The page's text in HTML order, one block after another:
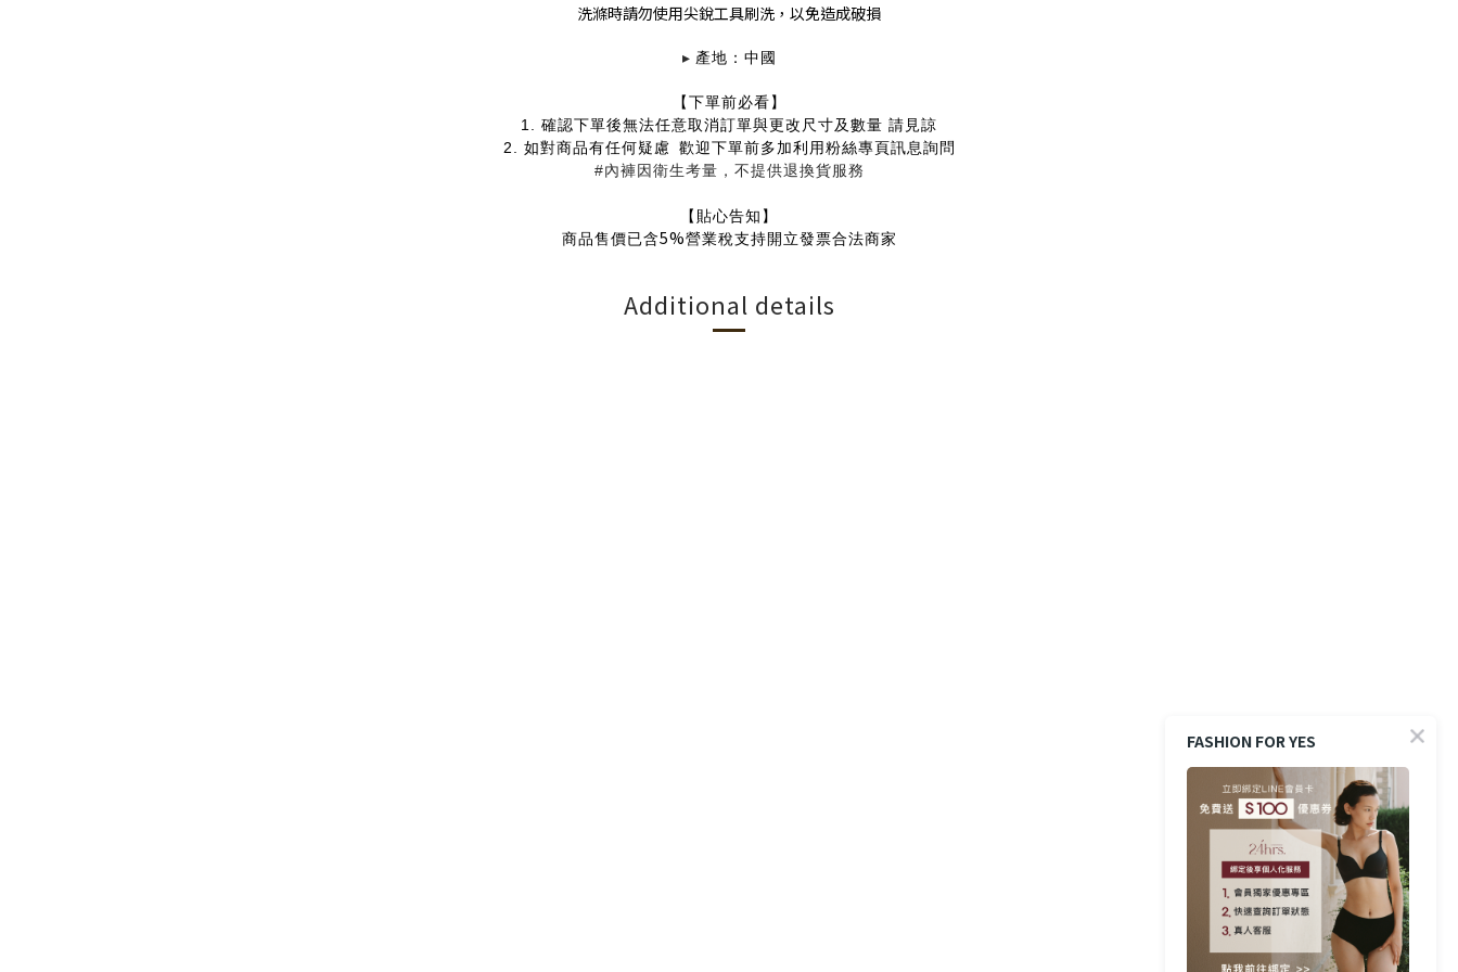
洗滌時請勿使用尖銳工具刷洗，以免造成破損
▸ 產地：中國
【下單前必看】
1. 確認下單後無法任意取消訂單與更改尺寸及數量 請見諒
2. 如對商品有任何疑慮 歡迎下單前多加利用粉絲專頁訊息詢問
#內褲因衛生考量，不提供退換貨服務
【貼心告知】
商品售價已含5%營業稅支持開立發票合法商家
Additional details
FASHION FOR YES